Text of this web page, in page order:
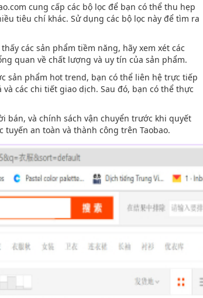
cung cấp các bộ lọc để bạn có thể thu hẹp
tiêu chí khác. Sử dụng các bộ lọc này để tìm ra
các sản phẩm tiềm năng, hãy xem xét các
quan về chất lượng và uy tín của sản phẩm.
sản phẩm hot trend, bạn có thể liên hệ trực tiếp
các chi tiết giao dịch. Sau đó, bạn có thể thực
bán, và chính sách vận chuyển trước khi quyết
an toàn và thành công trên Taobao.